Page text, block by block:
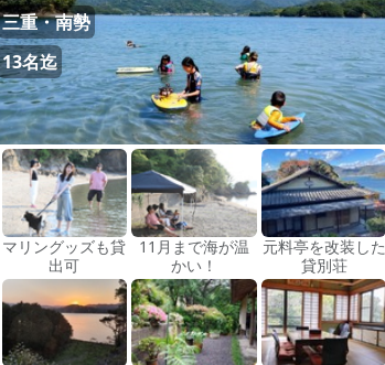
三重・南勢
13名迄
マリングッズも貸
出可
11月まで海が温
かい！
元料亭を改装した
貸別荘